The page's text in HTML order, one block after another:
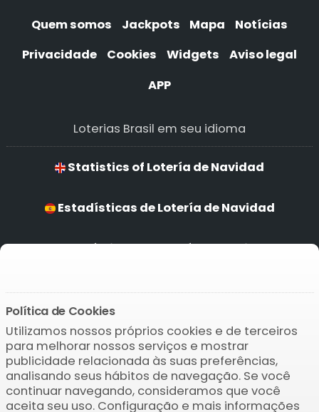
Quem somos Jackpots Mapa
Notícias
Privacidade
Cookies Widgets
Aviso legal
APP
Loterias Brasil em seu idioma
Statistics of Lotería de Navidad
Estadísticas de Lotería de Navidad
Estatísticas de Lotería de Navidad
Statistik Lotería de Navidad
Baixar o APP
Política de Cookies
Utilizamos nossos próprios cookies e de terceiros
para melhorar nossos serviços e mostrar
publicidade relacionada às suas preferências,
analisando seus hábitos de navegação. Se você
continuar navegando, consideramos que você
aceita seu uso. Configuração e mais informações